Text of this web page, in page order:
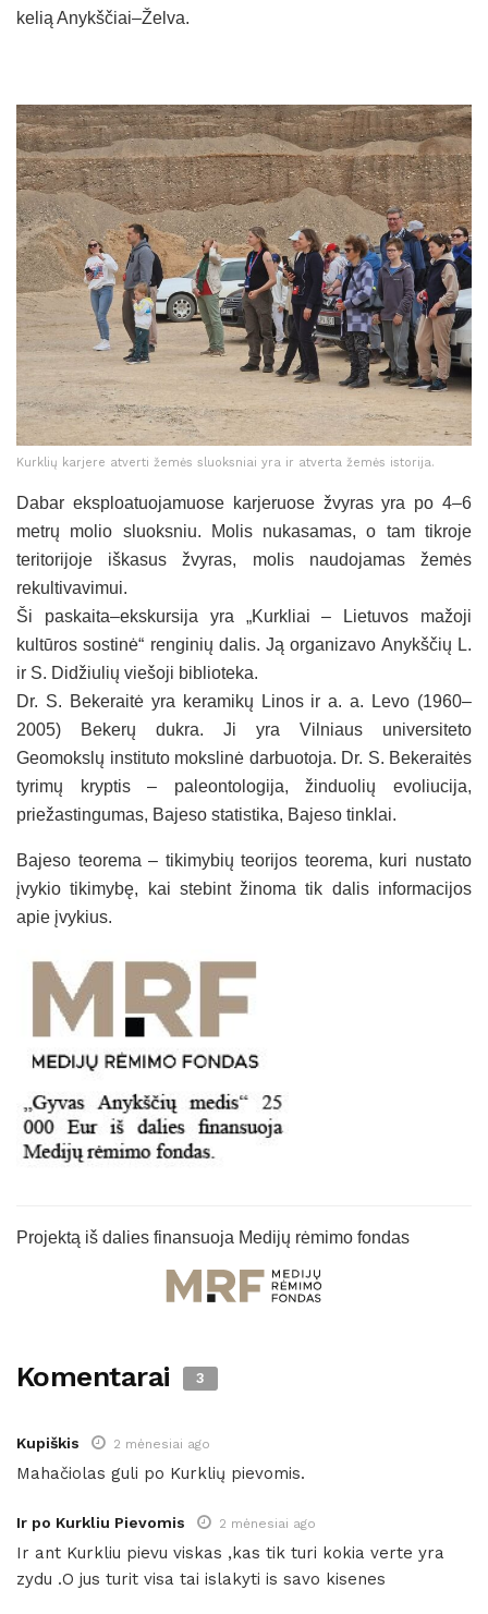
kelią Anykščiai–Želva.
Kurklių karjere atverti žemės sluoksniai yra ir atverta žemės istorija.
Dabar eksploatuojamuose karjeruose žvyras yra po 4–6
metrų molio sluoksniu. Molis nukasamas, o tam tikroje
teritorijoje iškasus žvyras, molis naudojamas žemės
rekultivavimui.
Ši paskaita–ekskursija yra „Kurkliai – Lietuvos mažoji
kultūros sostinė“ renginių dalis. Ją organizavo Anykščių L.
ir S. Didžiulių viešoji biblioteka.
Dr. S. Bekeraitė yra keramikų Linos ir a. a. Levo (1960–
2005) Bekerų dukra. Ji yra Vilniaus universiteto
Geomokslų instituto mokslinė darbuotoja. Dr. S. Bekeraitės
tyrimų kryptis – paleontologija, žinduolių evoliucija,
priežastingumas, Bajeso statistika, Bajeso tinklai.
Bajeso teorema – tikimybių teorijos teorema, kuri nustato
įvykio tikimybę, kai stebint žinoma tik dalis informacijos
apie įvykius.
Projektą iš dalies finansuoja Medijų rėmimo fondas
Komentarai 3
Kupiškis 2 mėnesiai ago
Mahačiolas guli po Kurklių pievomis.
Ir po Kurkliu Pievomis 2 mėnesiai ago
Ir ant Kurkliu pievu viskas ,kas tik turi kokia verte yra
zydu .O jus turit visa tai islakyti is savo kisenes